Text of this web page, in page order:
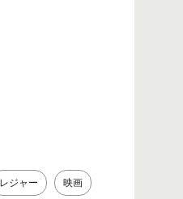
レジャー 映画